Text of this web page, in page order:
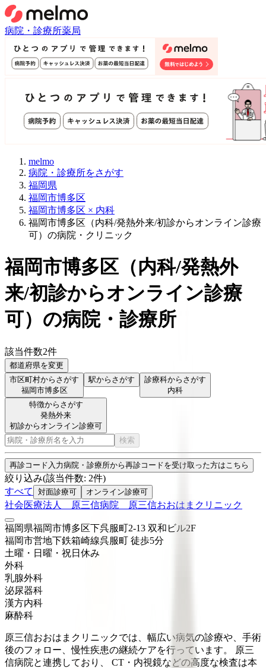
病院・診療所薬局
melmo
病院・診療所をさがす
福岡県
福岡市博多区
福岡市博多区 × 内科
福岡市博多区（内科/発熱外来/初診からオンライン診療
可）の病院・クリニック
福岡市博多区 （内科/発熱外
来/初診からオンライン診療
可） の病院・診療所
該当件数2件
都道府県を変更
市区町村からさがす
福岡市博多区
駅からさがす
診療科からさがす
内科
特徴からさがす
発熱外来
初診からオンライン診療可
検索
再診コード入力病院・診療所から再診コードを受け取った方はこちら
絞り込み(該当件数: 2件)
すべて
対面診療可 オンライン診療可
社会医療法人 原三信病院 原三信おおはまクリニック
福岡県福岡市博多区下呉服町2-13 双和ビル2F
福岡市営地下鉄箱崎線呉服町 徒歩5分
土曜・日曜・祝日 休み
外科
乳腺外科
泌尿器科
漢方内科
麻酔科
原三信おおはまクリニックでは、幅広い病気の診療や、手術
後のフォロー、慢性疾患の継続ケアを行っています。 原三
信病院と連携しており、 CT・内視鏡などの高度な検査は本